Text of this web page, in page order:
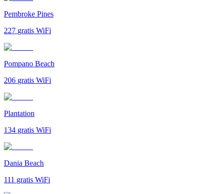
Pembroke Pines
227 gratis WiFi
Pompano Beach
206 gratis WiFi
Plantation
134 gratis WiFi
Dania Beach
111 gratis WiFi